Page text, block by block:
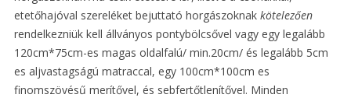
etetőhajóval szereléket bejuttató horgászoknak kötelezően
rendelkezniük kell állványos pontybölcsővel vagy egy legalább
120cm*75cm-es magas oldalfalú/ min.20cm/ és legalább 5cm
es aljvastagságú matraccal, egy 100cm*100cm es
finomszövésű merítővel, és sebfertőtlenítővel. Minden